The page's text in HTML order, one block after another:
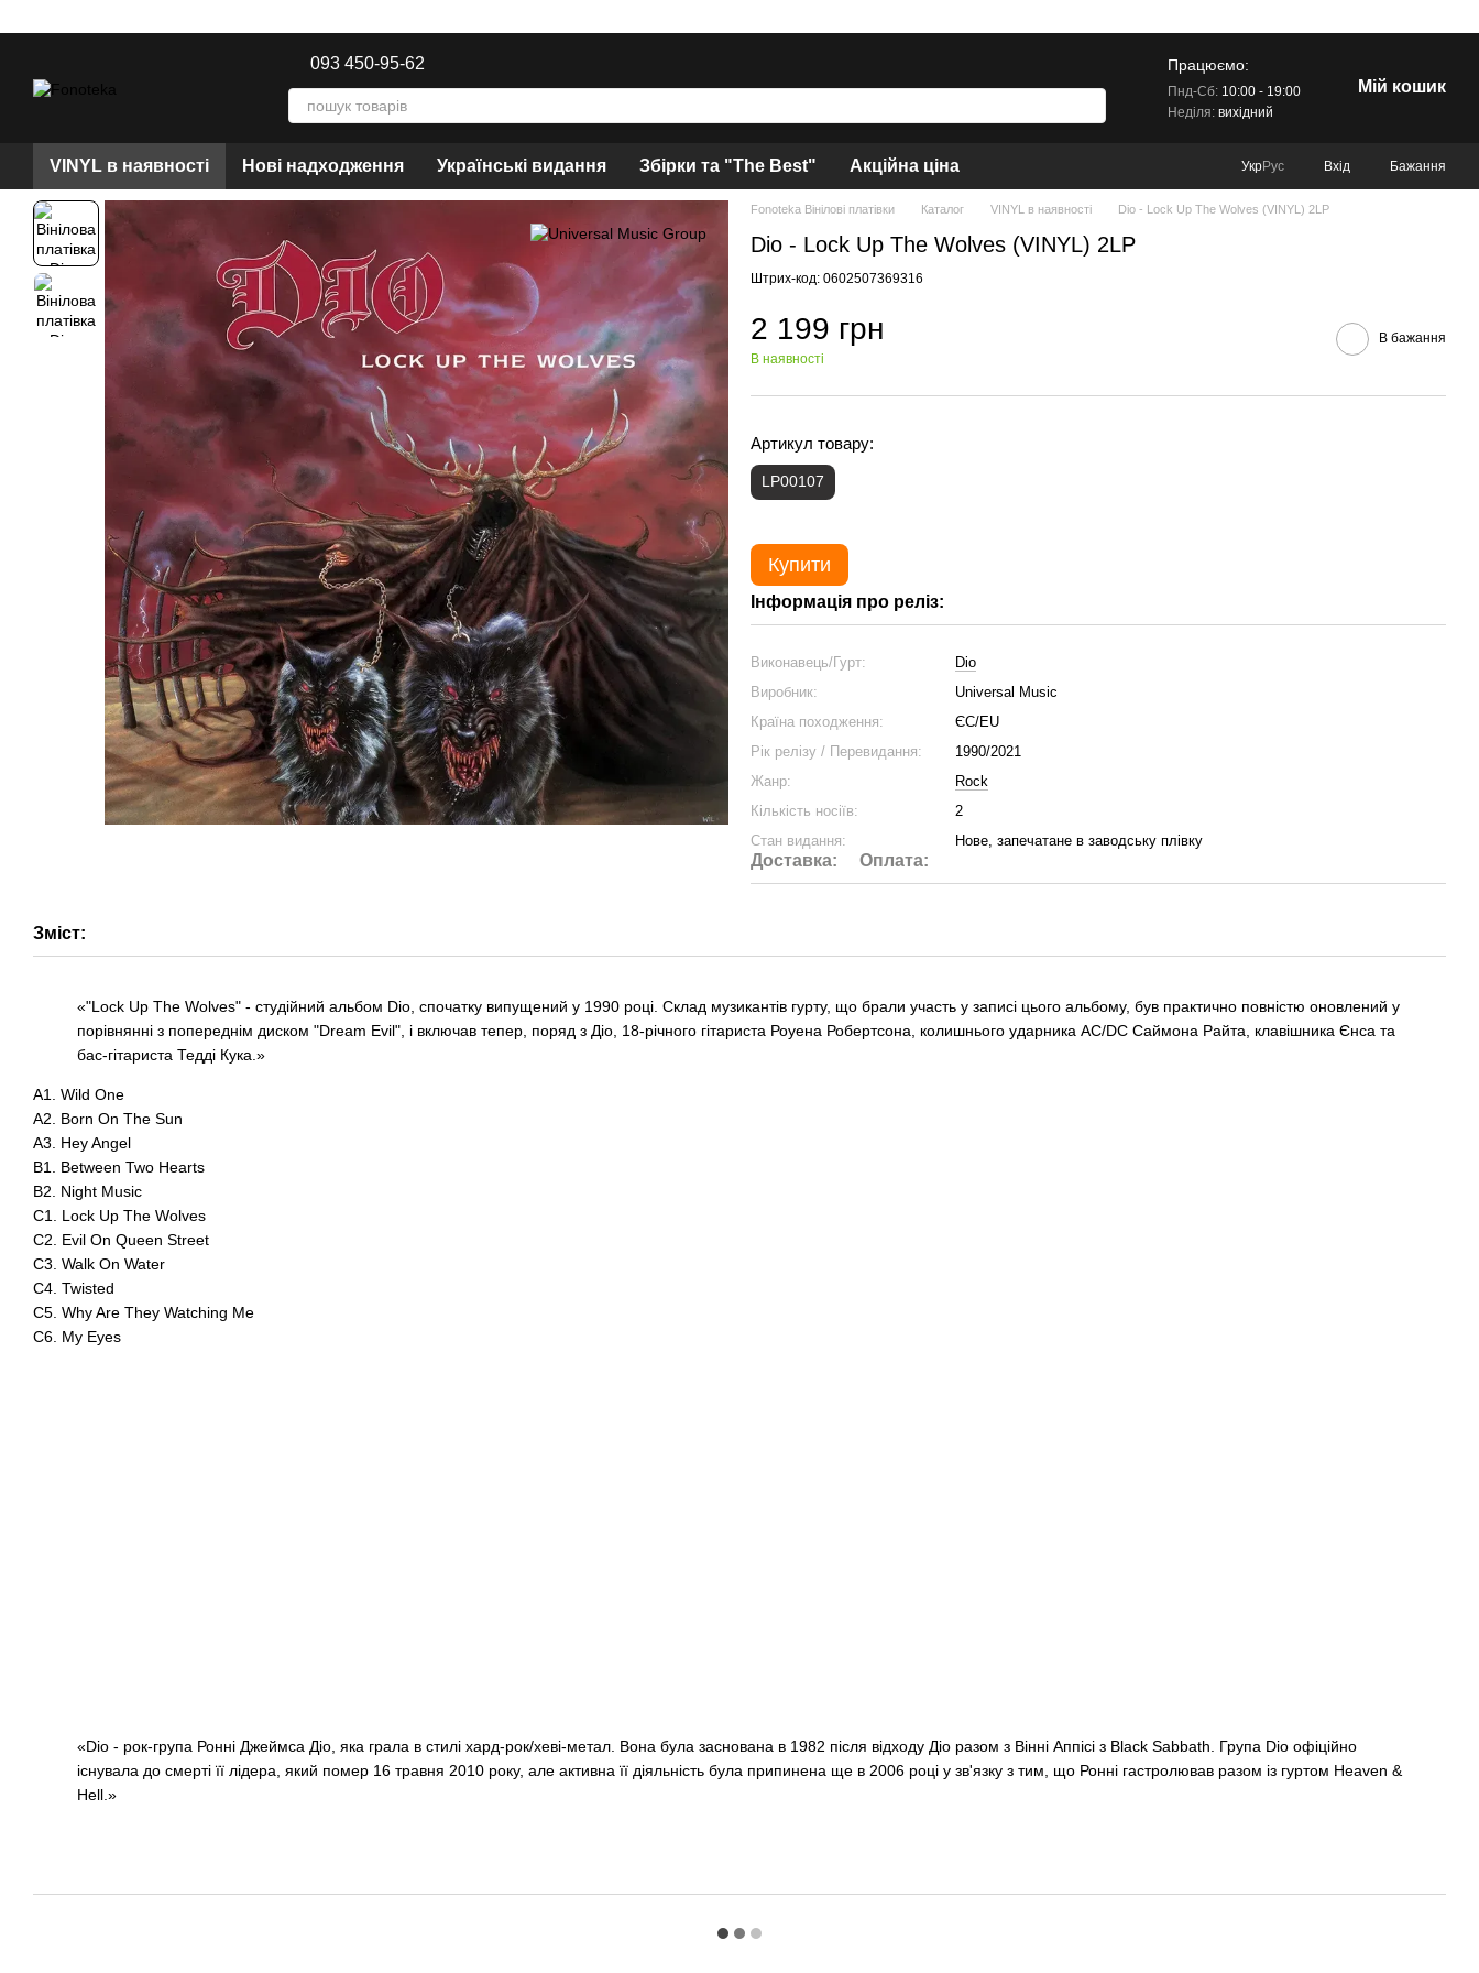
093 450-95-62 Працюємо:
Пнд-Сб:10:00 - 19:00
Неділя:вихідний
Мій кошик
VINYL в наявності Нові надходження Українські видання Збірки та "The Best" Акційна ціна УкрРус Вхід Бажання
Fonoteka Вінілові платівки Каталог VINYL в наявності Dio - Lock Up The Wolves (VINYL) 2LP
Dio - Lock Up The Wolves (VINYL) 2LP
Штрих-код: 0602507369316
2 199 грн
В наявності
В бажання
Артикул товару:
LP00107
Купити
Інформація про реліз:
Виконавець/Гурт:
Dio
Виробник:
Universal Music
Країна походження:
ЄС/EU
Рік релізу / Перевидання:
1990/2021
Жанр:
Rock
Кількість носіїв:
2
Стан видання:
Нове, запечатане в заводську плівку
Доставка: Оплата:
Зміст:
«"Lock Up The Wolves" - студійний альбом Dio, спочатку випущений у 1990 році. Склад музикантів гурту, що брали участь у записі цього альбому, був практично повністю оновлений у
порівнянні з попереднім диском "Dream Evil", і включав тепер, поряд з Діо, 18-річного гітариста Роуена Робертсона, колишнього ударника AC/DC Саймона Райта, клавішника Єнса та
бас-гітариста Тедді Кука.»
A1. Wild One
A2. Born On The Sun
A3. Hey Angel
B1. Between Two Hearts
B2. Night Music
C1. Lock Up The Wolves
C2. Evil On Queen Street
C3. Walk On Water
C4. Twisted
C5. Why Are They Watching Me
C6. My Eyes
«Dio - рок-група Ронні Джеймса Діо, яка грала в стилі хард-рок/хеві-метал. Вона була заснована в 1982 після відходу Діо разом з Вінні Аппісі з Black Sabbath. Група Dio офіційно
існувала до смерті її лідера, який помер 16 травня 2010 року, але активна її діяльність була припинена ще в 2006 році у зв'язку з тим, що Ронні гастролював разом із гуртом Heaven &
Hell.»